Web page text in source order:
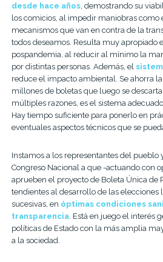
desde hace años, demostrando su
los comicios, al impedir maniobras como
mecanismos que van en contra de la
todos deseamos. Resulta muy apropiado
pospandemia, al reducir al mínimo la
por distintas personas. Además, el
reduce el impacto ambiental. Se ahorra
millones de boletas que luego se
múltiples razones, es el sistema
Hay tiempo suficiente para ponerlo en
eventuales aspectos técnicos que se
Instamos a los representantes del pueblo
Congreso Nacional a que -actuando con
aprueben el proyecto de Boleta Única de
tendientes al desarrollo de las elecciones
sucesivas, en óptimas condiciones
transparencia. Está en juego el interés
políticas de Estado con la más amplia
a la sociedad.